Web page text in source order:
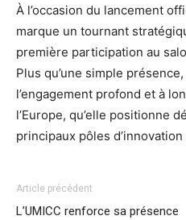
À l’occasion du lancement
marque un tournant
première participation au
Plus qu’une simple
l’engagement profond et à
l’Europe, qu’elle positionne
principaux pôles
Article précédent
L’UMICC renforce sa présence